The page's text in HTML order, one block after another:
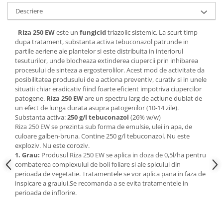
BIO
Diverse
Erbicid
Fungicid
Insecticid
Tratamente repaus vegetativ
Ingrasaminte plante
Ingrasaminte plante
Ingrasaminte plante - CUTIE / KG
Ingrasaminte plante - ECOLOGICE
Ingrasaminte plante - FLORI
Ingrasaminte plante - FLORI - GEL
Casa, Gradina
Descriere
Riza 250 EWeste un fungicidtriazolic sistemic. La scurt timp
dupa tratament, substanta activa tebuconazol patrunde in
partile aeriene ale plantelor si este distribuita in interiorul
tesuturilor, unde blocheaza extinderea ciupercii prin inhibarea
procesului de sinteza a ergosterolilor. Acest mod de activitate da
posibilitatea produsului de a actiona preventiv, curativ si in unele
situatii chiar eradicativ fiind foarte eficient impotriva ciupercilor
patogene. Riza 250 EWare un spectru larg de actiune dublat de
un efect de lunga durata asupra patogenilor (10-14 zile).
Substanta activa:250 g/l tebuconazol (26% w/w)
Riza 250 EW se prezinta sub forma de emulsie, ulei in apa, de
culoare galben-bruna. Contine 250 g/l tebuconazol. Nu este
exploziv. Nu este coroziv.
1. Grau: Produsul Riza 250 EW se aplica in doza de 0,5l/ha pentru
combaterea complexului de boli foliare si ale spicului din
perioada de vegetatie. Tratamentele se vor aplica pana in faza de
inspicare a graului.Se recomanda a se evita tratamentele in
perioada de inflorire.